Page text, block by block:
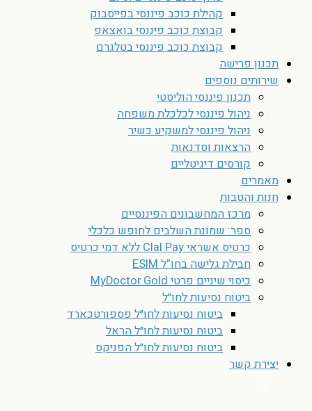
קהילת כוכב פיננסי בפייסבוק
קבוצת כוכב פיננסי בואצאפ
קבוצת כוכב פיננסי בטלגרם
תכנון פרישה
שירותים נוספים
תכנון פיננסי הוליסטי
ניהול פיננסי לכלכלת משפחה
ניהול פיננסי למשקיע כשיר
הרצאות וסדנאות
קורסים דיגיטליים
מאמרים
חנות והטבות
מרכז המחשבונים הפיננסיים
ספר: שמונת השלבים לחופש כלכלי
כרטיס אשראי Clal Pay ללא דמי כרטיס
חבילת גלישה בחו”ל ESIM
כיסוי שיניים פרטי MyDoctor Gold
ביטוח נסיעות לחו״ל
ביטוח נסיעות לחו״ל פספורטכארד
ביטוח נסיעות לחו״ל הראל
ביטוח נסיעות לחו״ל הפניקס
יצירת קשר